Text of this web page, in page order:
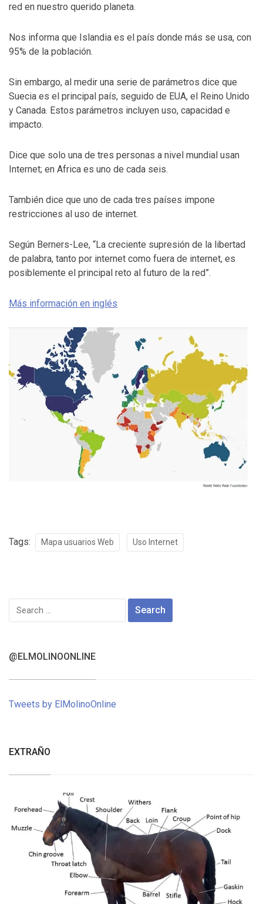
red en nuestro querido planeta.
Nos informa que Islandia es el país donde más se usa, con
95% de la población.
Sin embargo, al medir una serie de parámetros dice que
Suecia es el principal país, seguido de EUA, el Reino Unido
y Canada. Estos parámetros incluyen uso, capacidad e
impacto.
Dice que solo una de tres personas a nivel mundial usan
Internet; en Africa es uno de cada seis.
También dice que uno de cada tres países impone
restricciones al uso de internet.
Según Berners-Lee, “La creciente supresión de la libertad
de palabra, tanto por internet como fuera de internet, es
posiblemente el principal reto al futuro de la red”.
Más información en inglés
Tags: Mapa usuarios Web Uso Internet
Search
@ELMOLINOONLINE
Tweets by ElMolinoOnline
EXTRAÑO